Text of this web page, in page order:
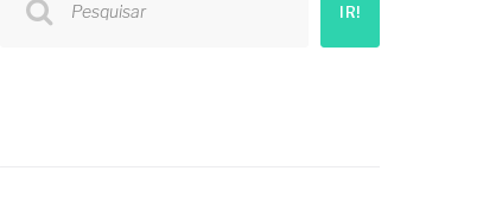
Pesquisar IR!